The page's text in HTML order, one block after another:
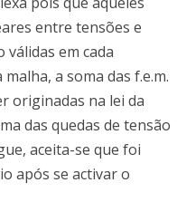
entre tensões e
válidas em cada
a soma das f.e.m.
originadas na lei da
das quedas de tensão
aceita-se que foi
após se activar o